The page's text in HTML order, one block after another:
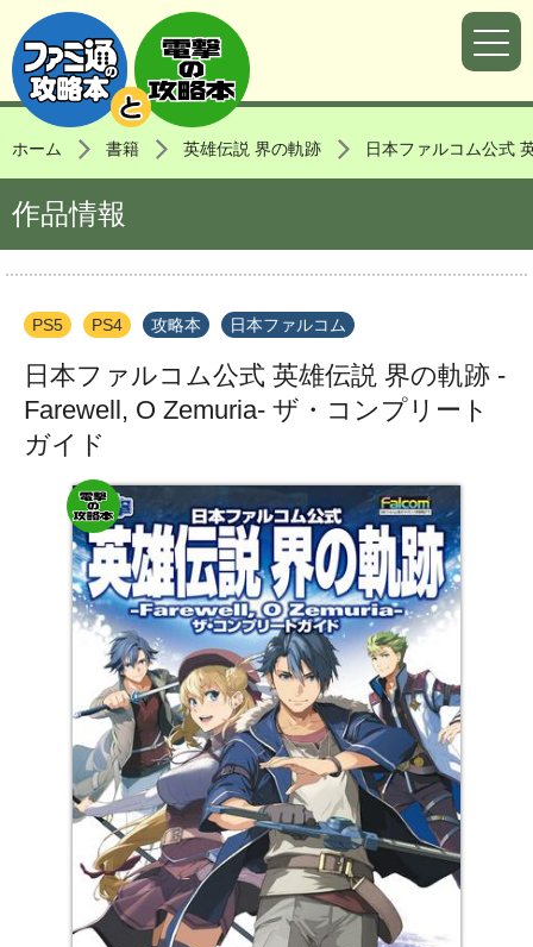
ホーム 書籍 英雄伝説 界の軌跡 日本ファルコム公式
作品情報
PS5 PS4 攻略本 日本ファルコム
日本ファルコム公式 英雄伝説 界の軌跡 -
Farewell, O Zemuria- ザ・コンプリート
ガイド